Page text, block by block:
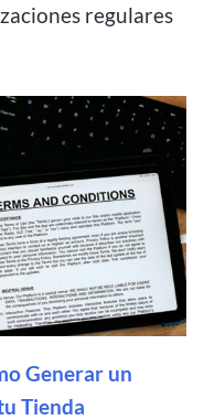
regulares
Generar un
Tienda